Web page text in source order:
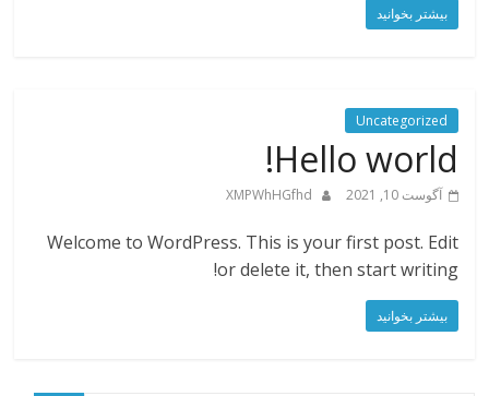
بیشتر بخوانید
Uncategorized
Hello world!
آگوست 10, 2021 XMPWhHGfhd
Welcome to WordPress. This is your first post. Edit
or delete it, then start writing!
بیشتر بخوانید